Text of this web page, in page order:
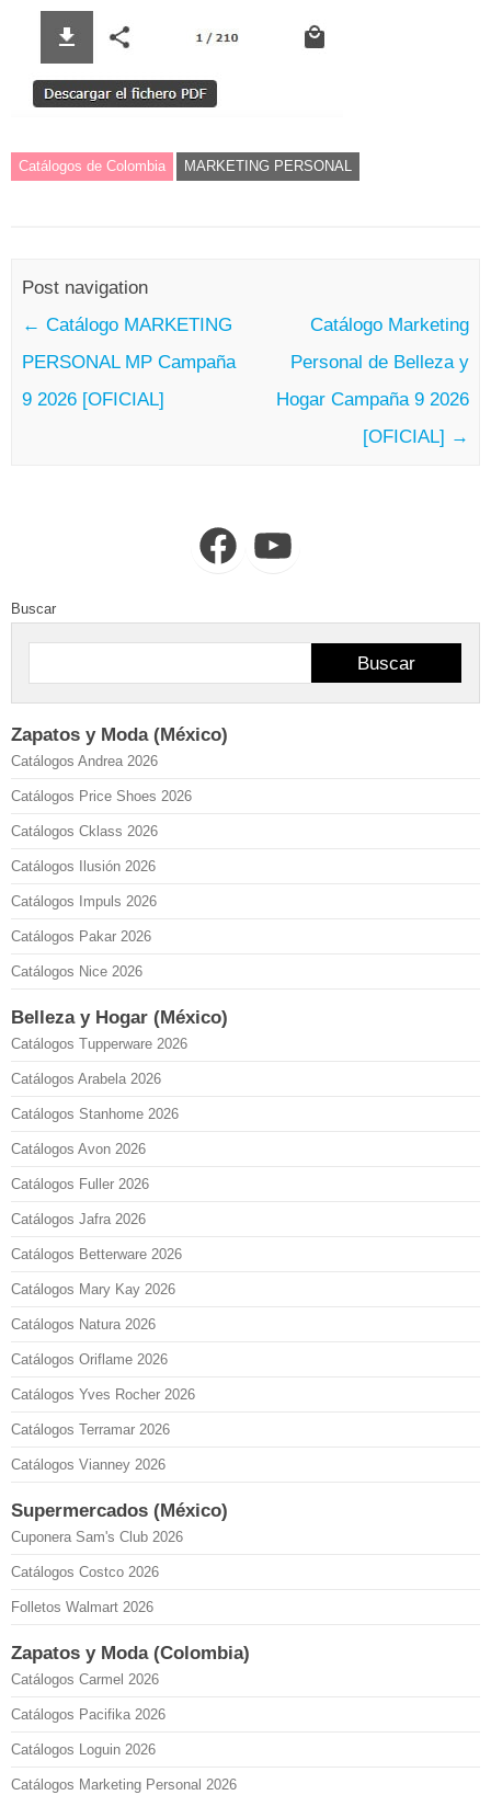
Catálogos de Colombia MARKETING PERSONAL
Post navigation
← Catálogo MARKETING
PERSONAL MP Campaña
9 2026 [OFICIAL]
Catálogo Marketing
Personal de Belleza y
Hogar Campaña 9 2026
[OFICIAL] →
FacebookYouTube
Buscar
Buscar
Zapatos y Moda (México)
Catálogos Andrea 2026
Catálogos Price Shoes 2026
Catálogos Cklass 2026
Catálogos Ilusión 2026
Catálogos Impuls 2026
Catálogos Pakar 2026
Catálogos Nice 2026
Belleza y Hogar (México)
Catálogos Tupperware 2026
Catálogos Arabela 2026
Catálogos Stanhome 2026
Catálogos Avon 2026
Catálogos Fuller 2026
Catálogos Jafra 2026
Catálogos Betterware 2026
Catálogos Mary Kay 2026
Catálogos Natura 2026
Catálogos Oriflame 2026
Catálogos Yves Rocher 2026
Catálogos Terramar 2026
Catálogos Vianney 2026
Supermercados (México)
Cuponera Sam's Club 2026
Catálogos Costco 2026
Folletos Walmart 2026
Zapatos y Moda (Colombia)
Catálogos Carmel 2026
Catálogos Pacifika 2026
Catálogos Loguin 2026
Catálogos Marketing Personal 2026